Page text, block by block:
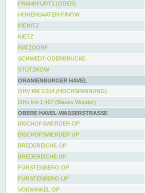
FRANKFURT1 (ODER)
HOHENSAATEN-FINOW
KIENITZ
KIETZ
RATZDORF
SCHWEDT-ODERBRÜCKE
STÜTZKOW
ORANIENBURGER HAVEL
OHV KM 3.014 (HOCHSPANNUNG)
OHv km 1.467 (Blaues Wunder)
OBERE HAVEL-WASSERSTRASSE
BISCHOFSWERDER OP
BISCHOFSWERDER UP
BREDEREICHE OP
BREDEREICHE UP
FÜRSTENBERG OP
FÜRSTENBERG UP
VOßWINKEL OP